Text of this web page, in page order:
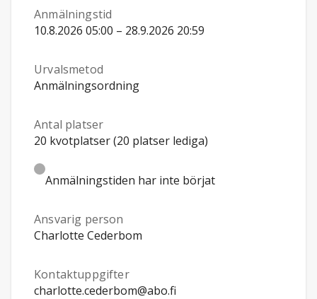
Anmälningstid
10.8.2026 05:00 – 28.9.2026 20:59
Urvalsmetod
Anmälningsordning
Antal platser
20 kvotplatser (20 platser lediga)
Anmälningstiden har inte börjat
Ansvarig person
Charlotte Cederbom
Kontaktuppgifter
charlotte.cederbom@abo.fi